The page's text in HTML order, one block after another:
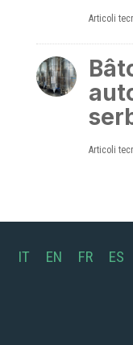
Articoli
Articoli
IT EN FR ES